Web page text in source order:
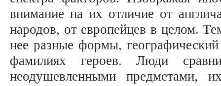
внимание на их отличие от
народов, от европейцев в целом.
нее разные формы,
фамилиях героев. Люди
неодушевленными предметами,